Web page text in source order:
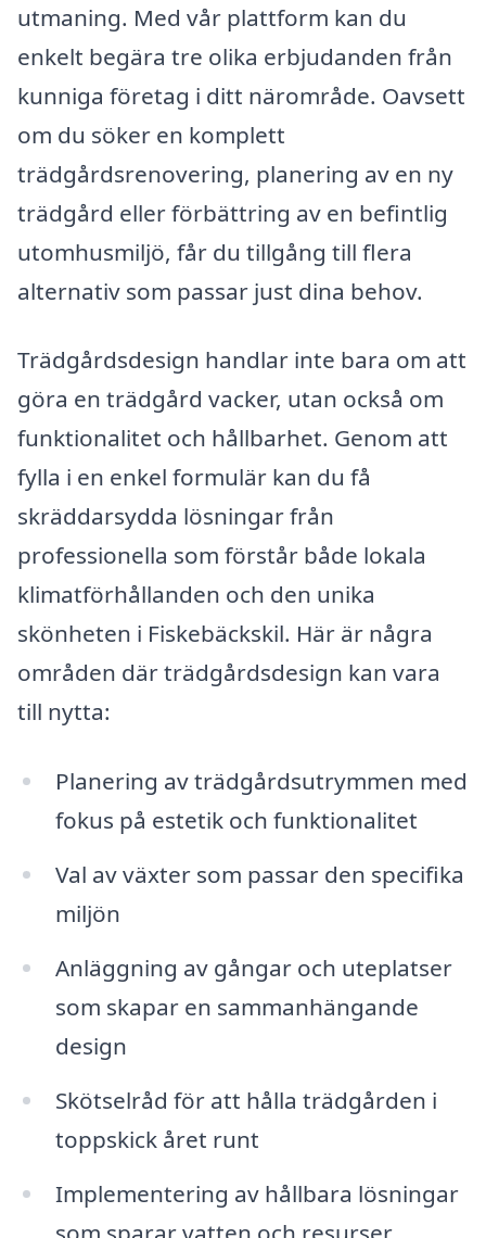
utmaning. Med vår plattform kan du
enkelt begära tre olika erbjudanden från
kunniga företag i ditt närområde. Oavsett
om du söker en komplett
trädgårdsrenovering, planering av en ny
trädgård eller förbättring av en befintlig
utomhusmiljö, får du tillgång till flera
alternativ som passar just dina behov.
Trädgårdsdesign handlar inte bara om att
göra en trädgård vacker, utan också om
funktionalitet och hållbarhet. Genom att
fylla i en enkel formulär kan du få
skräddarsydda lösningar från
professionella som förstår både lokala
klimatförhållanden och den unika
skönheten i Fiskebäckskil. Här är några
områden där trädgårdsdesign kan vara
till nytta:
Planering av trädgårdsutrymmen med
fokus på estetik och funktionalitet
Val av växter som passar den specifika
miljön
Anläggning av gångar och uteplatser
som skapar en sammanhängande
design
Skötselråd för att hålla trädgården i
toppskick året runt
Implementering av hållbara lösningar